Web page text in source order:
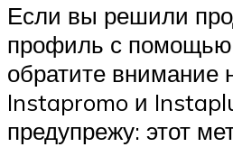
Если вы решили
профиль с помощью
обратите внимание
Instapromo и
предупрежу: этот